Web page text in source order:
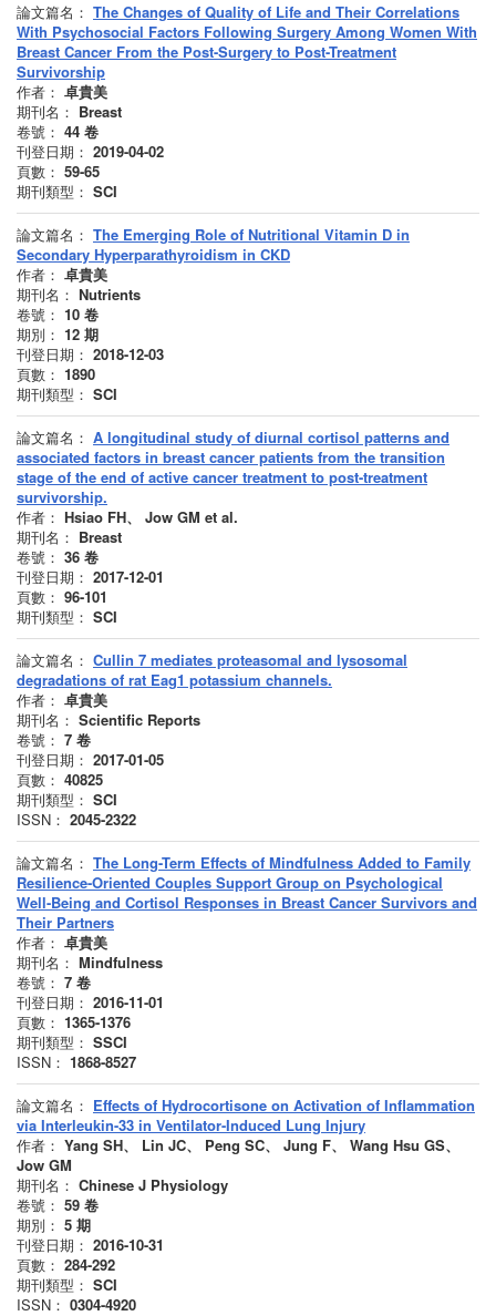
論文篇名： The Changes of Quality of Life and Their Correlations
With Psychosocial Factors Following Surgery Among Women With
Breast Cancer From the Post-Surgery to Post-Treatment
Survivorship
作者： 卓貴美
期刊名： Breast
卷號： 44 卷
刊登日期： 2019-04-02
頁數： 59-65
期刊類型： SCI
論文篇名： The Emerging Role of Nutritional Vitamin D in
Secondary Hyperparathyroidism in CKD
作者： 卓貴美
期刊名： Nutrients
卷號： 10 卷
期別： 12 期
刊登日期： 2018-12-03
頁數： 1890
期刊類型： SCI
論文篇名： A longitudinal study of diurnal cortisol patterns and
associated factors in breast cancer patients from the transition
stage of the end of active cancer treatment to post-treatment
survivorship.
作者： Hsiao FH、 Jow GM et al.
期刊名： Breast
卷號： 36 卷
刊登日期： 2017-12-01
頁數： 96-101
期刊類型： SCI
論文篇名： Cullin 7 mediates proteasomal and lysosomal
degradations of rat Eag1 potassium channels.
作者： 卓貴美
期刊名： Scientific Reports
卷號： 7 卷
刊登日期： 2017-01-05
頁數： 40825
期刊類型： SCI
ISSN： 2045-2322
論文篇名： The Long-Term Effects of Mindfulness Added to Family
Resilience-Oriented Couples Support Group on Psychological
Well-Being and Cortisol Responses in Breast Cancer Survivors and
Their Partners
作者： 卓貴美
期刊名： Mindfulness
卷號： 7 卷
刊登日期： 2016-11-01
頁數： 1365-1376
期刊類型： SSCI
ISSN： 1868-8527
論文篇名： Effects of Hydrocortisone on Activation of Inflammation
via Interleukin-33 in Ventilator-Induced Lung Injury
作者： Yang SH、 Lin JC、 Peng SC、 Jung F、 Wang Hsu GS、
Jow GM
期刊名： Chinese J Physiology
卷號： 59 卷
期別： 5 期
刊登日期： 2016-10-31
頁數： 284-292
期刊類型： SCI
ISSN： 0304-4920